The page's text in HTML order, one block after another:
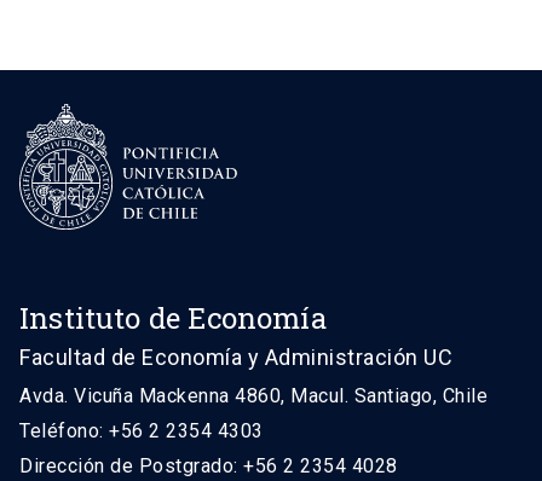
Instituto de Economía
Facultad de Economía y Administración UC
Avda. Vicuña Mackenna 4860, Macul. Santiago, Chile
Teléfono: +56 2 2354 4303
Dirección de Postgrado: +56 2 2354 4028